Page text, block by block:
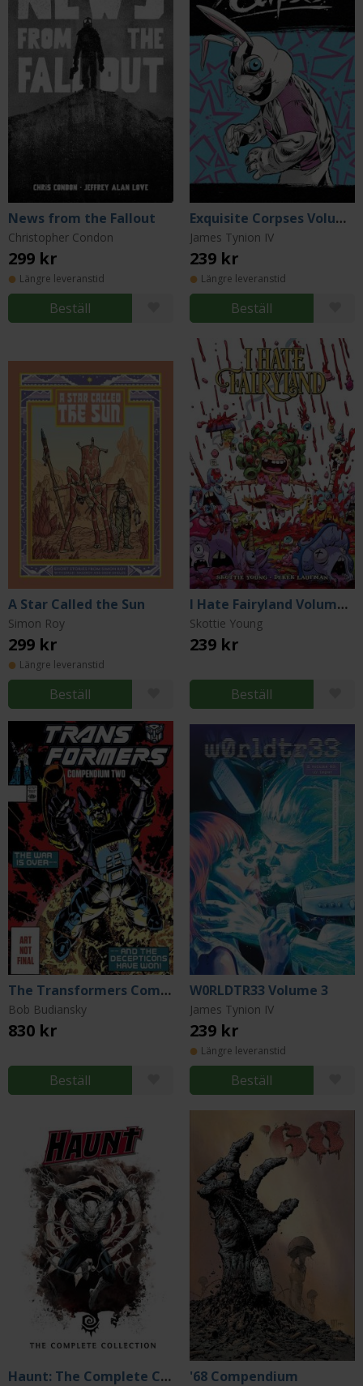
News from the Fallout
Christopher Condon
299 kr
Längre leveranstid
Beställ
Exquisite Corpses Volume 2
James Tynion IV
239 kr
Längre leveranstid
Beställ
A Star Called the Sun
Simon Roy
299 kr
Längre leveranstid
Beställ
I Hate Fairyland Volume 9
Skottie Young
239 kr
Beställ
The Transformers Compendium Vol. 2
Bob Budiansky
830 kr
Beställ
W0RLDTR33 Volume 3
James Tynion IV
239 kr
Längre leveranstid
Beställ
Haunt: The Complete Collection '68 Compendium